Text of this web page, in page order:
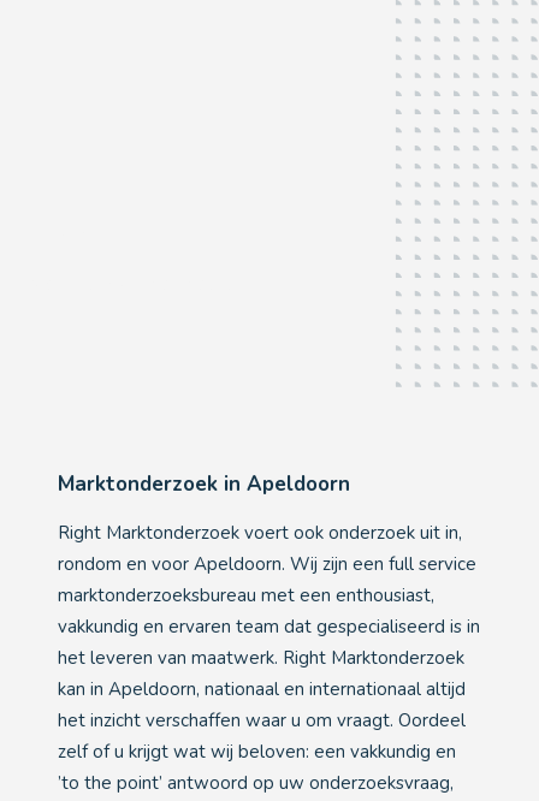
Marktonderzoek in Apeldoorn
Right Marktonderzoek voert ook onderzoek uit in,
rondom en voor Apeldoorn. Wij zijn een full service
marktonderzoeksbureau met een enthousiast,
vakkundig en ervaren team dat gespecialiseerd is in
het leveren van maatwerk. Right Marktonderzoek
kan in Apeldoorn, nationaal en internationaal altijd
het inzicht verschaffen waar u om vraagt. Oordeel
zelf of u krijgt wat wij beloven: een vakkundig en
’to the point’ antwoord op uw onderzoeksvraag,